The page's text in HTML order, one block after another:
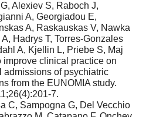
Alexiev S, Raboch J,
A, Georgiadou E,
A, Raskauskas V, Nawka
Hadrys T, Torres-Gonzales
A, Kjellin L, Priebe S, Maj
improve clinical practice on
admissions of psychiatric
from the EUNOMIA study.
7.
C, Sampogna G, Del Vecchio